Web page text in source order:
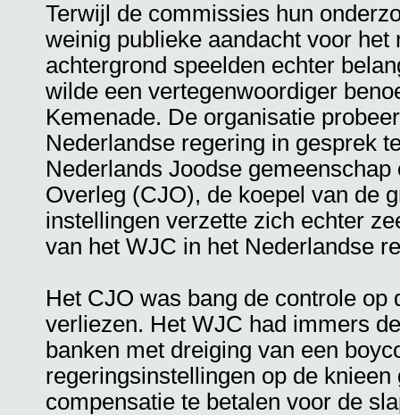
Terwijl de commissies hun
weinig publieke aandacht voor het
achtergrond speelden echter
wilde een vertegenwoordiger
Kemenade. De organisatie
Nederlandse regering in gesprek
Nederlands Joodse
Overleg (CJO), de koepel van de
instellingen verzette zich echter
van het WJC in het Nederlandse
Het CJO was bang de controle op
verliezen. Het WJC had immers
banken met dreiging van een
regeringsinstellingen op de
compensatie te betalen voor de